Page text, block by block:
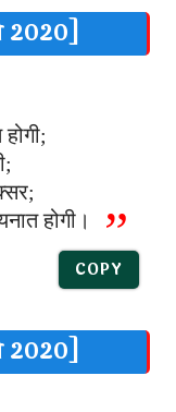
2020]
होगी।
COPY
2020]